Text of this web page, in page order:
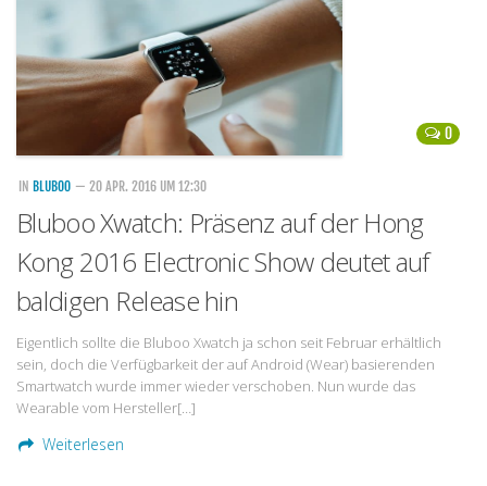
Handytarife
BASE
Smartphonetarife
Datentarife
o2
Smartphonetarife
Prepaid-Tarife
Datentarife
Mobilfunk-Vergleichsrechner
Mobilfunk-Tarifrechner
Flatrate-Datentarife
0
IN BLUBOO — 20 APR. 2016 UM 12:30
Bluboo Xwatch: Präsenz auf der Hong
Kong 2016 Electronic Show deutet auf
baldigen Release hin
Eigentlich sollte die Bluboo Xwatch ja schon seit Februar erhältlich
sein, doch die Verfügbarkeit der auf Android (Wear) basierenden
Smartwatch wurde immer wieder verschoben. Nun wurde das
Wearable vom Hersteller[…]
Weiterlesen